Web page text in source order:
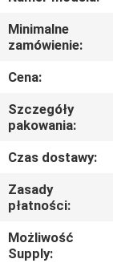
KONTROLA
JAKOŚCI
SIĘ
Z
NAMI
BLOG
Minimalne
zamówienie:
Cena:
Szczegóły
pakowania:
Czas dostawy:
Zasady
płatności:
Możliwość
Supply: